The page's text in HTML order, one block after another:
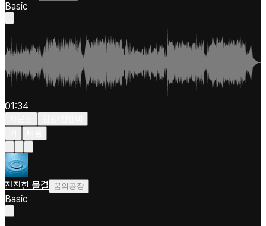
Basic
01:34
잔잔한 물결 꿈의공장
Basic